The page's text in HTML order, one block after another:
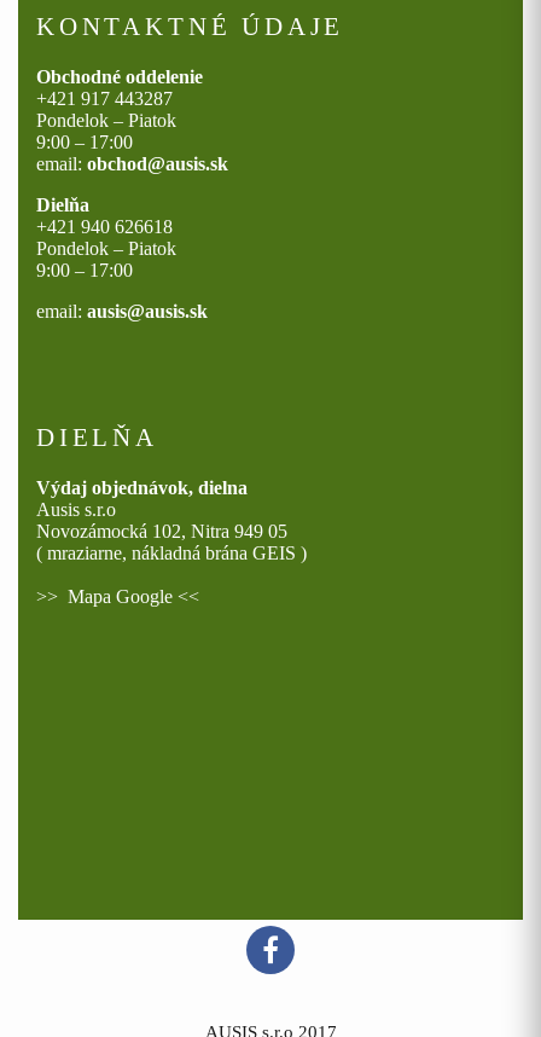
KONTAKTNÉ ÚDAJE
Obchodné oddelenie
+421 917 443287
Pondelok – Piatok
9:00 – 17:00
email: obchod@ausis.sk
Dielňa
+421 940 626618
Pondelok – Piatok
9:00 – 17:00
email: ausis@ausis.sk
DIELŇA
Výdaj objednávok, dielna
Ausis s.r.o
Novozámocká 102, Nitra 949 05
( mraziarne, nákladná brána GEIS )
>> Mapa Google <<
AUSIS s.r.o 2017